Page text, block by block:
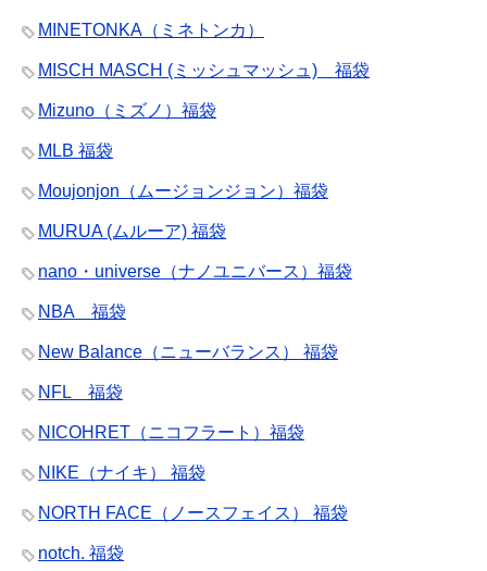
MINETONKA（ミネトンカ）
MISCH MASCH (ミッシュマッシュ) 福袋
Mizuno（ミズノ）福袋
MLB 福袋
Moujonjon（ムージョンジョン）福袋
MURUA (ムルーア) 福袋
nano・universe（ナノユニバース）福袋
NBA 福袋
New Balance（ニューバランス） 福袋
NFL 福袋
NICOHRET（ニコフラート）福袋
NIKE（ナイキ） 福袋
NORTH FACE（ノースフェイス） 福袋
notch. 福袋